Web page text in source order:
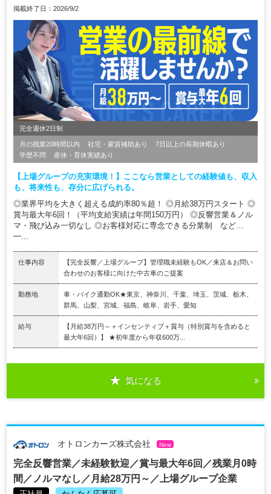
掲載終了日：2026/9/2
完全週休2日制
月の残業20時間以内 社宅・家賃補助あり
7日以上の長期休暇あり
学歴不問
産休・育休実績あり
【上場グループの充実環境！】ここなら営業としての経験値も、収入
も、将来性も、存分に広げられる。
◎業界平均を大きく超える成約率80％超！ ◎月給38万円スタート ◎
賞与最大年6回！（平均支給実績は年間150万円） ◎反響営業＆ノル
マ・飛び込み一切なし ◎お客様対応に専念できる分業制 など…
━...
仕事内容
【完全反響／上場グループ】管理職未経験もOK／来店＆お問い
合わせのお客様に向けた中古車のご提案
勤務地
車・バイク通勤OK★東京、神奈川、千葉、埼玉、茨城、栃木、
群馬、山梨、宮城、福島、岐阜、岩手、愛知
給与
【月給38万円～＋インセンティブ＋賞与（特別賞与を含めると
最大年6回）】 ★初年度から年収600万...
気になる
オトロンカーズ株式会社 New
完全反響営業／未経験歓迎／賞与最大年6回／残業月0時
間／ノルマなし／月給28万円～／上場グループ企業